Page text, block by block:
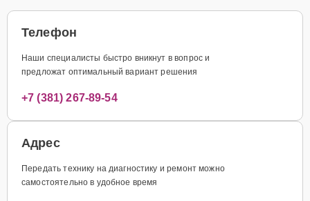
Телефон
Наши специалисты быстро вникнут в вопрос и
предложат оптимальный вариант решения
+7 (381) 267-89-54
Адрес
Передать технику на диагностику и ремонт можно
самостоятельно в удобное время